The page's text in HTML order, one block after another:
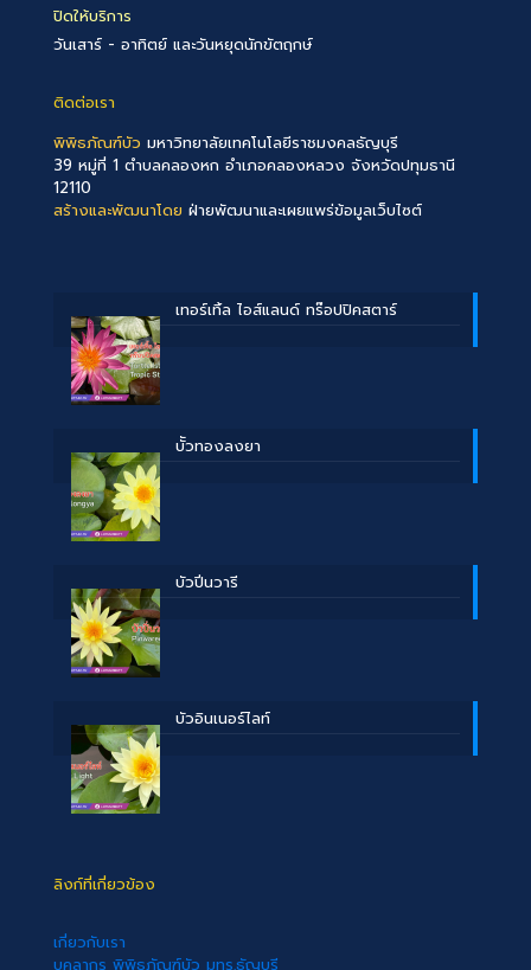
ปิดให้บริการ
วันเสาร์ - อาทิตย์ และวันหยุดนักขัตฤกษ์
ติดต่อเรา
พิพิธภัณฑ์บัว มหาวิทยาลัยเทคโนโลยีราชมงคลธัญบุรี
39 หมู่ที่ 1 ตำบลคลองหก อำเภอคลองหลวง จังหวัดปทุมธานี
12110
สร้างและพัฒนาโดย ฝ่ายพัฒนาและเผยแพร่ข้อมูลเว็บไซต์
เทอร์เทิ้ล ไอส์แลนด์ ทร๊อปปิคสตาร์
บััวทองลงยา
บัวปิ่นวารี
บัวอินเนอร์ไลท์
ลิงก์ที่เกี่ยวข้อง
เกี่ยวกับเรา
บุคลากร พิพิธภัณฑ์บัว มทร.ธัญบุรี